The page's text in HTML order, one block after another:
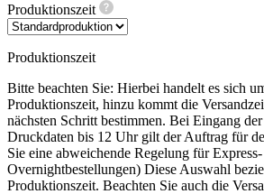
Produktionszeit
Produktionszeit
Bitte beachten Sie: Hierbei handelt es sich
Produktionszeit, hinzu kommt die
nächsten Schritt bestimmen. Bei Eingang
Druckdaten bis 12 Uhr gilt der Auftrag für
Sie eine abweichende Regelung für
Overnightbestellungen) Diese Auswahl
Produktionszeit. Beachten Sie auch die